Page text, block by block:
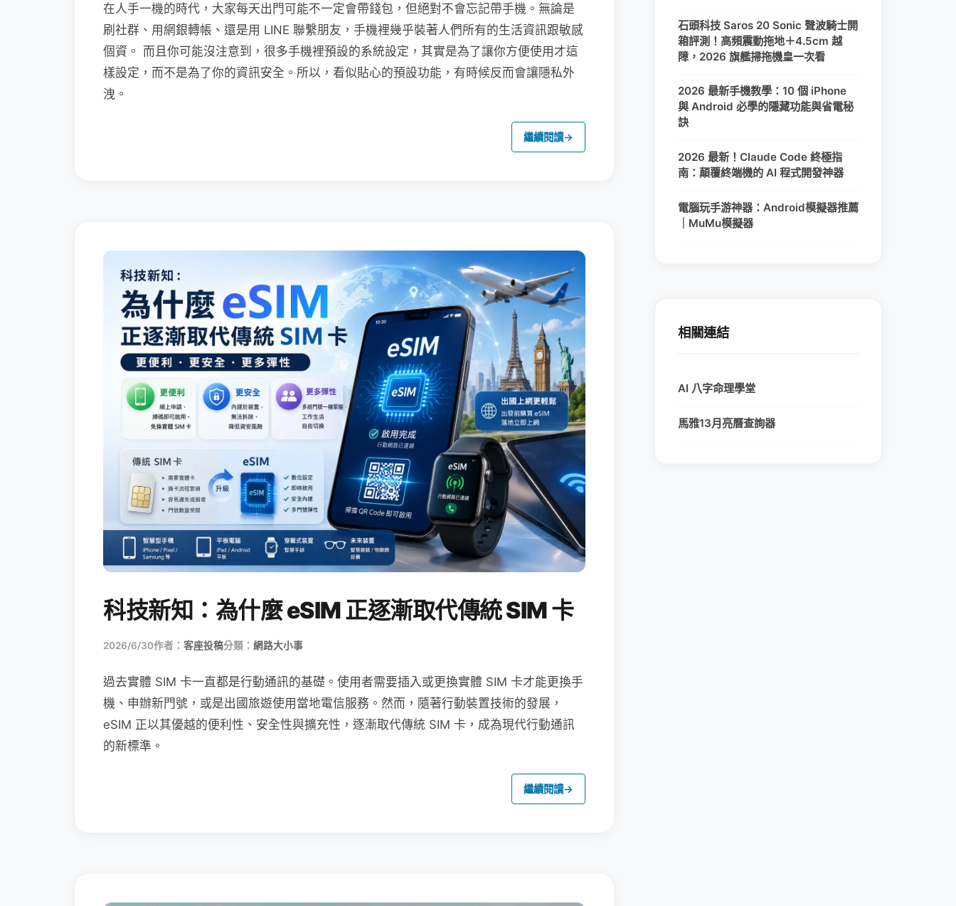
在人手一機的時代，大家每天出門可能不一定會帶錢包，但絕對不會忘記帶手機。無論是
刷社群、用網銀轉帳、還是用 LINE 聯繫朋友，手機裡幾乎裝著人們所有的生活資訊跟敏感
個資。 而且你可能沒注意到，很多手機裡預設的系統設定，其實是為了讓你方便使用才這
樣設定，而不是為了你的資訊安全。所以，看似貼心的預設功能，有時候反而會讓隱私外
洩。
繼續閱讀→
科技新知：為什麼 eSIM 正逐漸取代傳統 SIM 卡
2026/6/30作者： 客座投稿分類： 網路大小事
過去實體 SIM 卡一直都是行動通訊的基礎。使用者需要插入或更換實體 SIM 卡才能更換手
機、申辦新門號，或是出國旅遊使用當地電信服務。然而，隨著行動裝置技術的發展，
eSIM 正以其優越的便利性、安全性與擴充性，逐漸取代傳統 SIM 卡，成為現代行動通訊
的新標準。
繼續閱讀→
石頭科技 Saros 20 Sonic 聲波騎士開
箱評測！高頻震動拖地＋4.5cm 越
障，2026 旗艦掃拖機皇一次看
2026 最新手機教學：10 個 iPhone
與 Android 必學的隱藏功能與省電秘
訣
2026 最新！Claude Code 終極指
南：顛覆終端機的 AI 程式開發神器
電腦玩手游神器：Android模擬器推薦
｜MuMu模擬器
相關連結
AI 八字命理學堂
馬雅13月亮曆查詢器